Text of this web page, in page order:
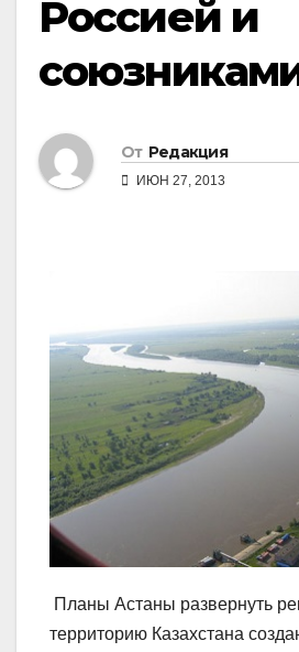
Россией и
От Редакция
ИЮН 27, 2013
Планы Астаны развернуть
территорию Казахстана